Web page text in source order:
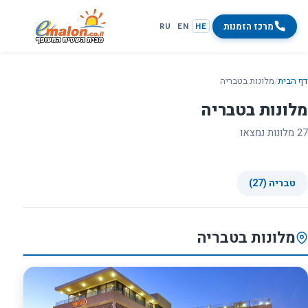
מרכז הזמנות HE
EN
RU
דף הבית/מלונות בטבריה
מלונות בטבריה
27 מלונות נמצאו
טבריה (27)
מלונות בטבריה